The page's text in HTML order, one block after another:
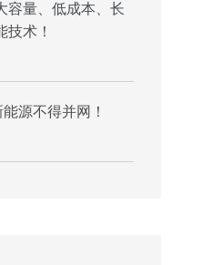
容量、低成本、长
技术！
源不得并网！